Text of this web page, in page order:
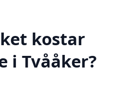
kostar
i Tvååker?